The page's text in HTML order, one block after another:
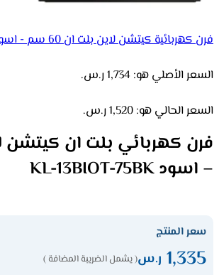
فرن كهربائية كيتشن لاين بلت ان 60 سم - اسود KL-E 604-BK
السعر الأصلي هو: 1,734 ر.س.
السعر الحالي هو: 1,520 ر.س.
– اسود KL-13BIOT-75BK
سعر المنتج
1,335 ر.س( يشمل الضريبة المضافة )